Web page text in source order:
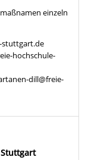
einzeln
stuttgart.de
hochschule-
dill@freie-